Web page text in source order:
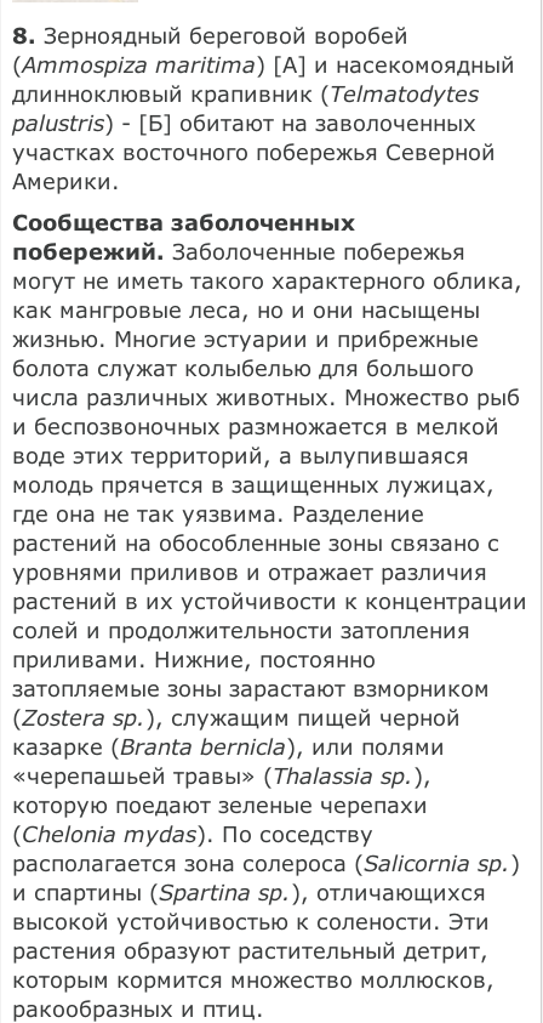
8. Зерноядный береговой воробей
(Ammospiza maritima) [A] и насекомоядный
длинноклювый крапивник (Telmatodytes
palustris) - [Б] обитают на заволоченных
участках восточного побережья Северной
Америки.
Сообщества заболоченных
побережий. Заболоченные побережья
могут не иметь такого характерного облика,
как мангровые леса, но и они насыщены
жизнью. Многие эстуарии и прибрежные
болота служат колыбелью для большого
числа различных животных. Множество рыб
и беспозвоночных размножается в мелкой
воде этих территорий, а вылупившаяся
молодь прячется в защищенных лужицах,
где она не так уязвима. Разделение
растений на обособленные зоны связано с
уровнями приливов и отражает различия
растений в их устойчивости к концентрации
солей и продолжительности затопления
приливами. Нижние, постоянно
затопляемые зоны зарастают взморником
(Zostera sp.), служащим пищей черной
казарке (Branta bernicla), или полями
«черепашьей травы» (Thalassia sp.),
которую поедают зеленые черепахи
(Chelonia mydas). По соседству
располагается зона солероса (Salicornia sp.)
и спартины (Spartina sp.), отличающихся
высокой устойчивостью к солености. Эти
растения образуют растительный детрит,
которым кормится множество моллюсков,
ракообразных и птиц.